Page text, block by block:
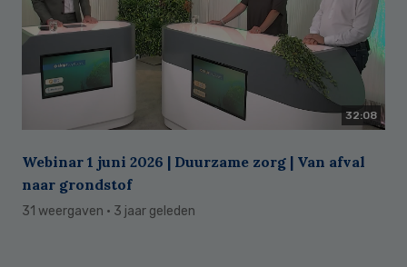
32:08
Webinar 1 juni 2026 | Duurzame zorg | Van afval
naar grondstof
31 weergaven · 3 jaar geleden